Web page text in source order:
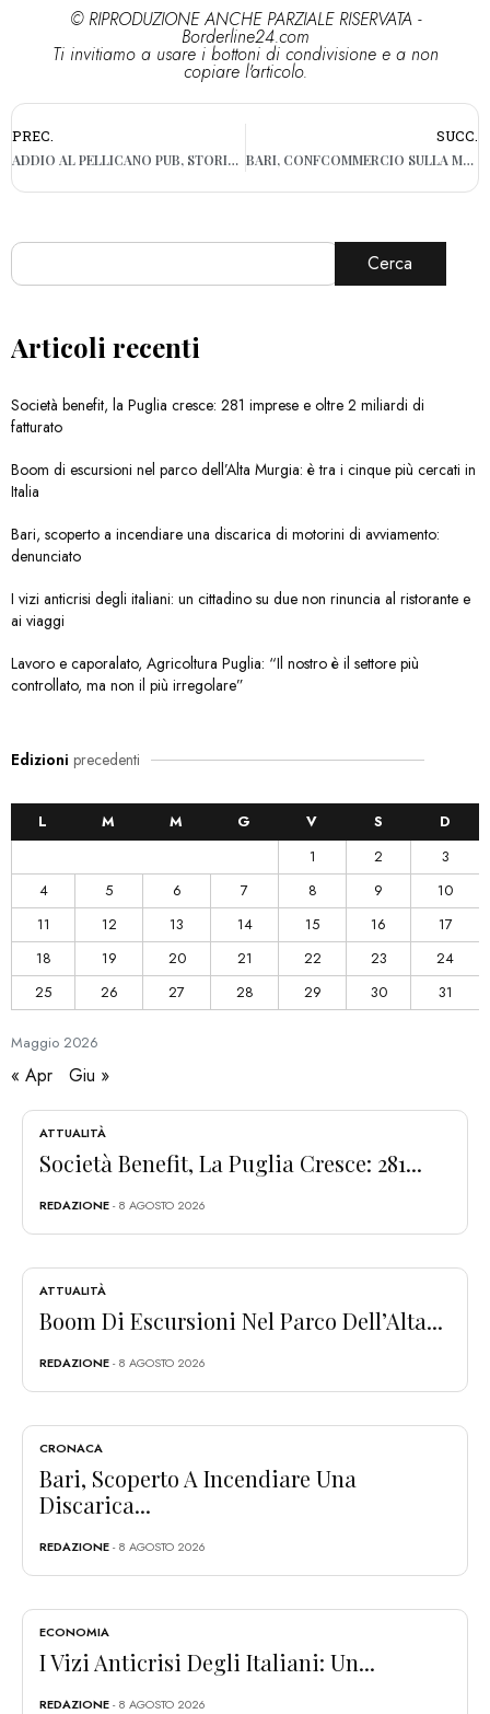
© RIPRODUZIONE ANCHE PARZIALE RISERVATA -
Borderline24.com
Ti invitiamo a usare i bottoni di condivisione e a non
copiare l'articolo.
PREC.
ADDIO AL PELLICANO PUB, STORICO TEMPIO DEL ROCK DI BARI: VA IN PENSIONE “LO ZIO” BRUNO
SUCC.
BARI, CONFCOMMERCIO SULLA MOVIDA NELL’UMBERTINO: “VA GOVERNATA E NON DEMONIZZATA”
Cerca
Articoli recenti
Società benefit, la Puglia cresce: 281 imprese e oltre 2 miliardi di
fatturato
Boom di escursioni nel parco dell’Alta Murgia: è tra i cinque più cercati in
Italia
Bari, scoperto a incendiare una discarica di motorini di avviamento:
denunciato
I vizi anticrisi degli italiani: un cittadino su due non rinuncia al ristorante e
ai viaggi
Lavoro e caporalato, Agricoltura Puglia: “Il nostro è il settore più
controllato, ma non il più irregolare”
Edizioni precedenti
Maggio 2026
L M M G V S
D
1
2
3
4
5 6 7 8 9
10
11
12 13 14 15 16
17
18
19 20 21 22 23
24
25
26 27 28 29 30 31
« Apr Giu »
ATTUALITÀ
Società Benefit, La Puglia Cresce: 281...
REDAZIONE- 8 AGOSTO 2026
ATTUALITÀ
Boom Di Escursioni Nel Parco Dell’Alta...
REDAZIONE- 8 AGOSTO 2026
CRONACA
Bari, Scoperto A Incendiare Una
Discarica...
REDAZIONE- 8 AGOSTO 2026
ECONOMIA
I Vizi Anticrisi Degli Italiani: Un...
REDAZIONE- 8 AGOSTO 2026